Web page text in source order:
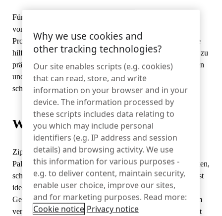
Gastgewerbe und Restaurants
Fixture Builders
Bankwesen
Bildung
Für diesen Bedarf bietet die ZC1000 Zips IoT Display Base
von InVueeine Lösung. Durch die Sicherung von IoT-
Produkten in einer zugänglichen, interaktiven Art und Weise
hilft die ZC1000 Einzelhändlern, eine Vielzahl von Geräten zu
präsentieren und gleichzeitig das Kundenvertrauen zu stärken
und Möglichkeiten für Upselling und Cross-Selling zu
schaffen.
Was ist Zips?
Zips ist eine vielseitige Sicherheitsplattform, die eine breite
Palette von elektronischen Geräten, einschließlich IoT-Geräten,
schützt und gleichzeitig für Kunden zugänglich macht. Sie ist
ideal für Geräte wie Smartphones, Tablets und vernetzte
Geräte. Das System stellt sicher, dass die Produkte mit Strom
versorgt werden und sicher sind, während die Kunden direkt
Why we use cookies and
other tracking technologies?
Our site enables scripts (e.g. cookies)
that can read, store, and write
information on your browser and in your
device. The information processed by
these scripts includes data relating to
you which may include personal
identifiers (e.g. IP address and session
details) and browsing activity. We use
this information for various purposes -
e.g. to deliver content, maintain security,
enable user choice, improve our sites,
and for marketing purposes. Read more:
Cookie notice Privacy notice